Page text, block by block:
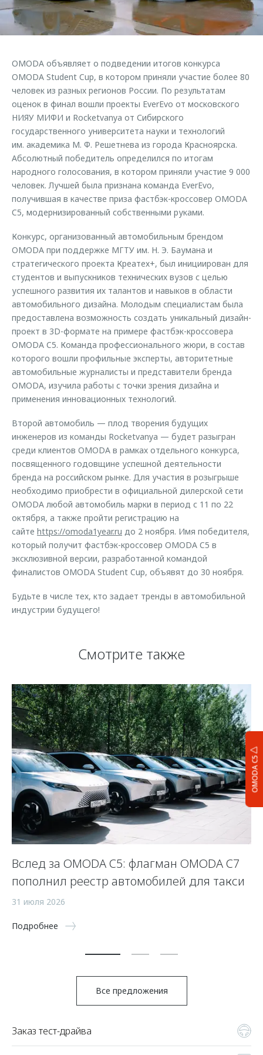
Страхование
Кредитный калькулятор
Одежда и сувениры
Оригинальные аксессуары
Запчасти
Трейд-ин
Калькулятор трейд-ин
Клиентская поддержка
O&J Автоклуб
Приложение O&J
Аксессуары
Одежда и сувениры
Оригинальные аксессуары
Запчасти
Обратная связь
OMODA C5
OMODA объявляет о подведении итогов конкурса
OMODA Student Cup, в котором приняли участие более 80
человек из разных регионов России. По результатам
оценок в финал вошли проекты EverEvo от московского
НИЯУ МИФИ и Rocketvanya от Сибирского
государственного университета науки и технологий
им. академика М. Ф. Решетнева из города Красноярска.
Абсолютный победитель определился по итогам
народного голосования, в котором приняли участие 9 000
человек. Лучшей была признана команда EverEvo,
получившая в качестве приза фастбэк-кроссовер OMODA
C5, модернизированный собственными руками.
Конкурс, организованный автомобильным брендом
OMODA при поддержке МГТУ им. Н. Э. Баумана и
стратегического проекта Креатех+, был инициирован для
студентов и выпускников технических вузов с целью
успешного развития их талантов и навыков в области
автомобильного дизайна. Молодым специалистам была
предоставлена возможность создать уникальный дизайн-
проект в 3D-формате на примере фастбэк-кроссовера
OMODA C5. Команда профессионального жюри, в состав
которого вошли профильные эксперты, авторитетные
автомобильные журналисты и представители бренда
OMODA, изучила работы с точки зрения дизайна и
применения инновационных технологий.
Второй автомобиль — плод творения будущих
инженеров из команды Rocketvanya — будет разыгран
среди клиентов OMODA в рамках отдельного конкурса,
посвященного годовщине успешной деятельности
бренда на российском рынке. Для участия в розыгрыше
необходимо приобрести в официальной дилерской сети
OMODA любой автомобиль марки в период с 11 по 22
октября, а также пройти регистрацию на
сайте https://omoda1year.ru до 2 ноября. Имя победителя,
который получит фастбэк-кроссовер OMODA C5 в
эксклюзивной версии, разработанной командой
финалистов OMODA Student Cup, объявят до 30 ноября.
Будьте в числе тех, кто задает тренды в автомобильной
индустрии будущего!
Смотрите также
Вслед за OMODA C5: флагман OMODA C7
пополнил реестр автомобилей для такси
31 июля 2026
Подробнее
Все предложения
Заказ тест-драйва